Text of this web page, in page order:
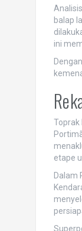
balap
ini
Toprak
etape
Dalam